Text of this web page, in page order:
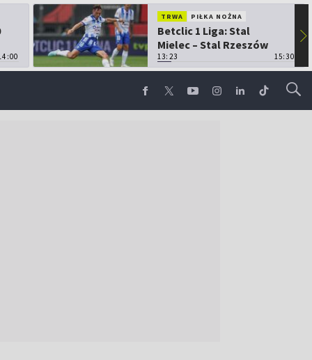
TRWA PIŁKA NOŻNA
Betclic 1 Liga: Stal
Mielec – Stal Rzeszów
13:23 15:30
▶